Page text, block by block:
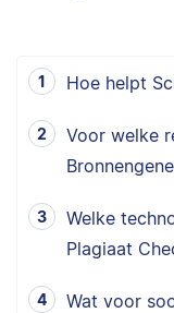
Hoe helpt
Voor welke
Welke
Plagiaat
Wat voor